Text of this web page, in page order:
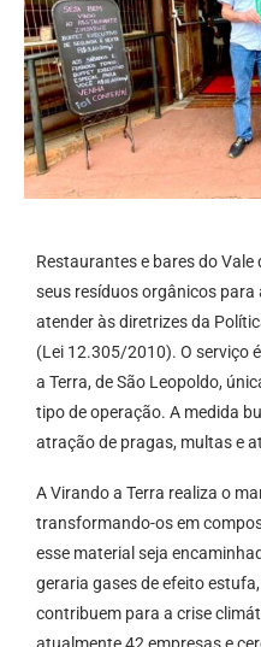
Restaurantes e bares do
seus resíduos orgânicos
atender às diretrizes da
(Lei 12.305/2010). O serviço
a Terra, de São Leopoldo,
tipo de operação. A medida
atração de pragas, multas e
A Virando a Terra realiza o
transformando-os em
esse material seja
geraria gases de efeito
contribuem para a crise